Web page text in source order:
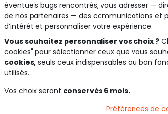
léopard
17,99 €
éventuels bugs rencontrés, vous adresser —
de nos partenaires — des communications et
d’intérêt et personnaliser votre expérience.
Vous souhaitez personnaliser vos choix ?
cookies" pour sélectionner ceux que vous
cookies, seuls ceux indispensables au bon
utilisés.
Vos choix seront conservés 6 mois.
Préférences de